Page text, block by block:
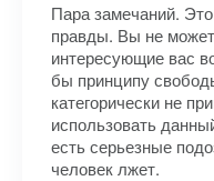
Пара замечаний.
правды. Вы не
интересующие вас
бы принципу
категорически не
использовать
есть серьезные
человек лжет.